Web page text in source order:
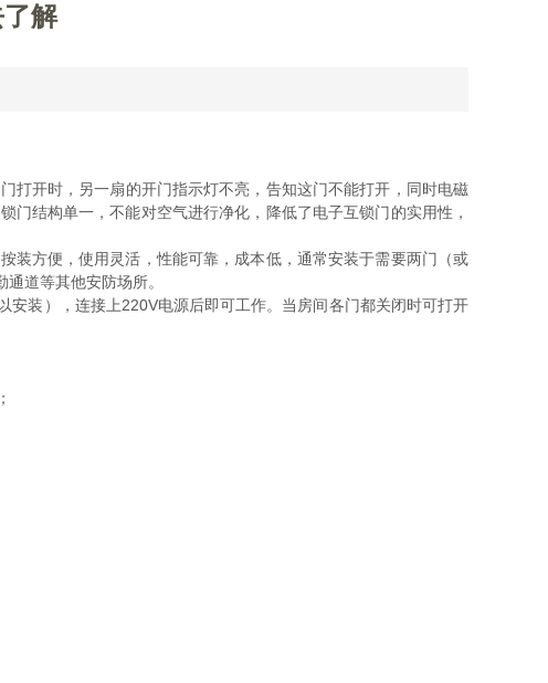
解
打开时，另一扇的开门指示灯不亮，告知这门不能打开，同时电磁
结构单一，不能对空气进行净化，降低了电子互锁门的实用性，
方便，使用灵活，性能可靠，成本低，通常安装于需要两门（或
道等其他安防场所。
安装），连接上220V电源后即可工作。当房间各门都关闭时可打开